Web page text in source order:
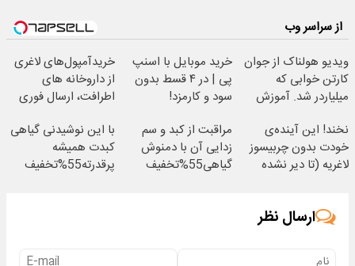
از سراسر وب
ویدیو هولناک از جوان
کارتن خوابی که
میلیاردر شد. آموزش
خرید موبایل با اسنپ
پی | در ۴ قسط بدون
سود و کارمزد!
خریدآمپول‌های لاغری
از داروخانه های
اطرافت، ارسال فوری
نخند! این آینده‌ی
خودت بدون چربیسوز
لاغریه (تا دیر نشده
مراقبت از کبد و سم
زدایی آن با دمنوش
گیاهی55%تخفیف
با این نوشیدنی گیاهی
کبدت همیشه
پرقدرته55%تخفیف
ارسال نظر